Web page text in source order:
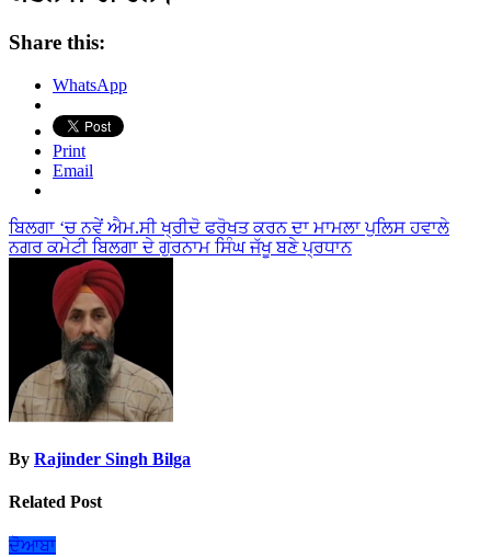
Share this:
WhatsApp
Print
Email
Post
navigation
ਬਿਲਗਾ ‘ਚ ਨਵੇਂ ਐਮ.ਸੀ ਖ੍ਰੀਦੋ ਫਰੋਖਤ ਕਰਨ ਦਾ ਮਾਮਲਾ ਪੁਲਿਸ ਹਵਾਲੇ
ਨਗਰ ਕਮੇਟੀ ਬਿਲਗਾ ਦੇ ਗੁਰਨਾਮ ਸਿੰਘ ਜੱਖੂ ਬਣੇ ਪ੍ਰਧਾਨ
By Rajinder Singh Bilga
Related Post
ਦੋਆਬਾ